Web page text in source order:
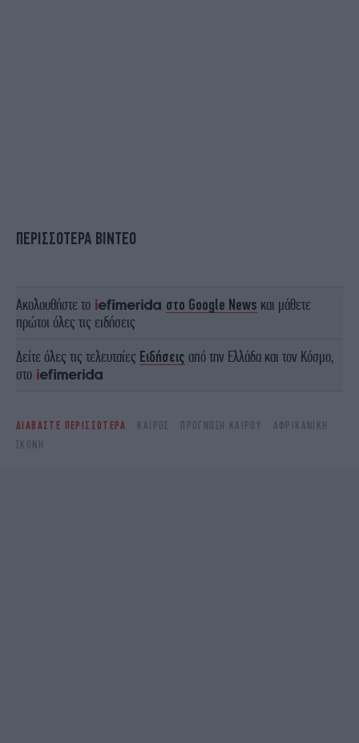
ΠΕΡΙΣΣΟΤΕΡΑ ΒΙΝΤΕΟ
Ακολουθήστε το στο Google News και μάθετε
πρώτοι όλες τις ειδήσεις
Δείτε όλες τις τελευταίες Ειδήσεις από την Ελλάδα και τον Κόσμο,
στο
ΔΙΑΒΑΣΤΕ ΠΕΡΙΣΣΟΤΕΡΑ ΚΑΙΡΌΣ ΠΡΌΓΝΩΣΗ ΚΑΙΡΟΎ
ΑΦΡΙΚΑΝΙΚΉ
ΣΚΌΝΗ